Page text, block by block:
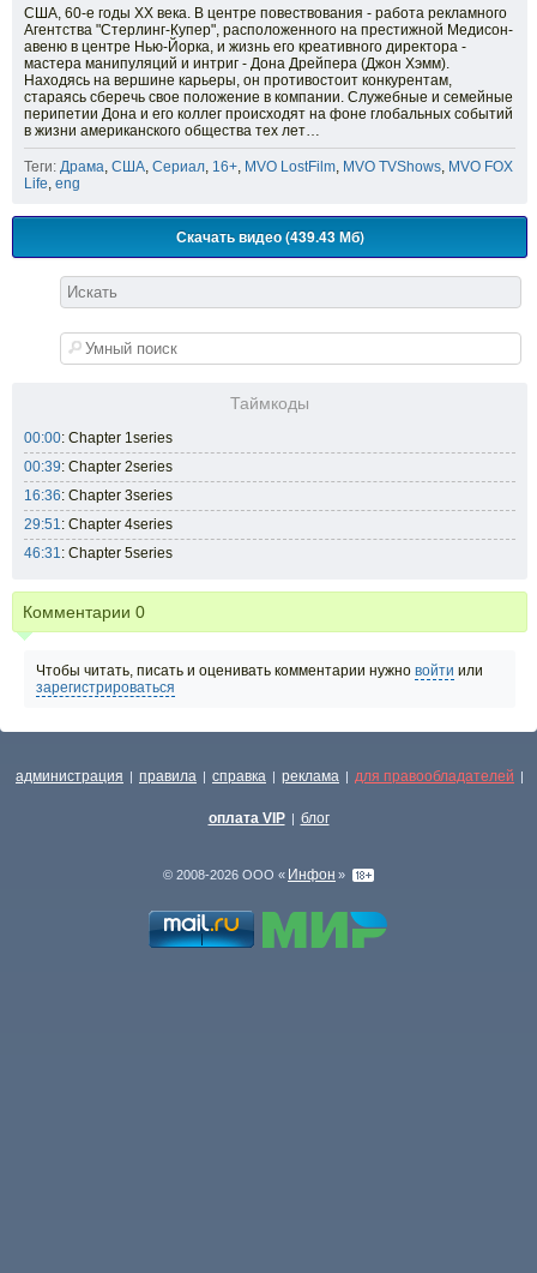
США, 60-е годы ХХ века. В центре повествования - работа рекламного
Агентства "Стерлинг-Купер", расположенного на престижной Медисон-
авеню в центре Нью-Йорка, и жизнь его креативного директора -
мастера манипуляций и интриг - Дона Дрейпера (Джон Хэмм).
Находясь на вершине карьеры, он противостоит конкурентам,
стараясь сберечь своe положение в компании. Служебные и семейные
перипетии Дона и его коллег происходят на фоне глобальных событий
в жизни американского общества тех лет…
Теги: Драма США Сериал 16+ MVO LostFilm MVO TVShows MVO FOX
Life eng
Скачать видео (439.43 Мб)
Таймкоды
00:00: Chapter 1series
00:39: Chapter 2series
16:36: Chapter 3series
29:51 : Chapter 4series
46:31 : Chapter 5series
Комментарии 0
Чтобы читать, писать и оценивать комментарии нужно войти или
зарегистрироваться
администрация | правила | справка | реклама | для правообладателей |
оплата VIP | блог
© 2008-2026 ООО « Инфон »